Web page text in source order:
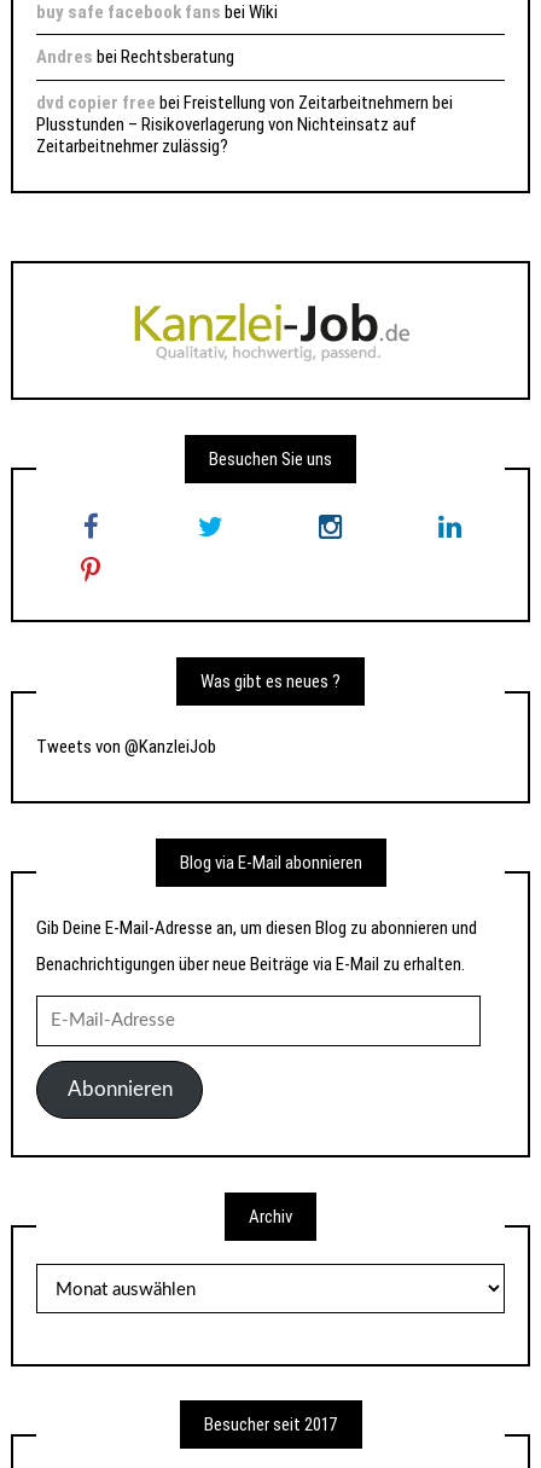
buy safe facebook fans beiWiki
Andres beiRechtsberatung
dvd copier free beiFreistellung von Zeitarbeitnehmern bei
Plusstunden – Risikoverlagerung von Nichteinsatz auf
Zeitarbeitnehmer zulässig?
Besuchen Sie uns
Was gibt es neues ?
Tweets von @KanzleiJob
Blog via E-Mail abonnieren
Gib Deine E-Mail-Adresse an, um diesen Blog zu abonnieren und
Benachrichtigungen über neue Beiträge via E-Mail zu erhalten.
Mail-
AdresseAbonnieren
Archiv
Besucher seit 2017